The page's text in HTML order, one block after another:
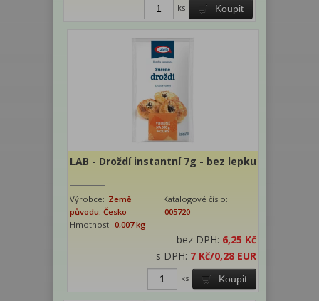
Koupit
ks
LAB - Droždí instantní 7g - bez lepku
Výrobce: Země
původu: Česko
Katalogové číslo:
005720
Hmotnost: 0,007 kg
bez DPH: 6,25 Kč
s DPH: 7 Kč/0,28 EUR
Koupit
ks